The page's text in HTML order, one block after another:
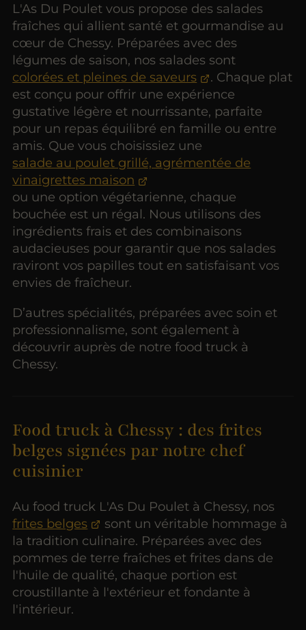
L'As Du Poulet vous propose des salades
fraîches qui allient santé et gourmandise au
cœur de Chessy. Préparées avec des
légumes de saison, nos salades sont
colorées et pleines de saveurs
. Chaque plat
est conçu pour offrir une expérience
gustative légère et nourrissante, parfaite
pour un repas équilibré en famille ou entre
amis. Que vous choisissiez une
salade au poulet grillé, agrémentée de
vinaigrettes maison
ou une option végétarienne, chaque
bouchée est un régal. Nous utilisons des
ingrédients frais et des combinaisons
audacieuses pour garantir que nos salades
raviront vos papilles tout en satisfaisant vos
envies de fraîcheur.
D’autres spécialités, préparées avec soin et
professionnalisme, sont également à
découvrir auprès de notre food truck à
Chessy.
Food truck à Chessy : des frites
belges signées par notre chef
cuisinier
Au food truck L'As Du Poulet à Chessy, nos
frites belges
sont un véritable hommage à
la tradition culinaire. Préparées avec des
pommes de terre fraîches et frites dans de
l'huile de qualité, chaque portion est
croustillante à l'extérieur et fondante à
l'intérieur.